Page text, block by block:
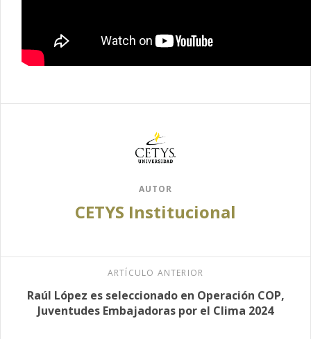
AUTOR
CETYS Institucional
ARTÍCULO ANTERIOR
Raúl López es seleccionado en Operación COP,
Juventudes Embajadoras por el Clima 2024